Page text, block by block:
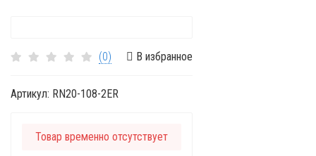
(0) В избранное
Артикул: RN20-108-2ER
Товар временно отсутствует